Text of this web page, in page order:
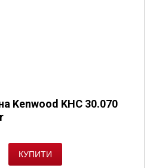
Kenwood KHC 30.070